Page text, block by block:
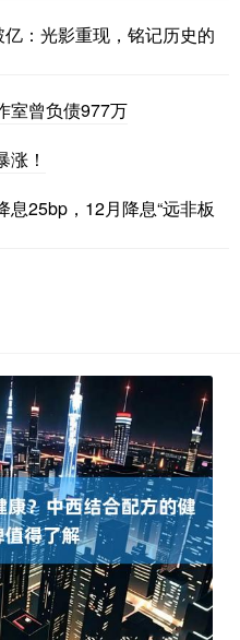
：光影重现，铭记历史的
室曾负债977万
！
25bp，12月降息“远非板